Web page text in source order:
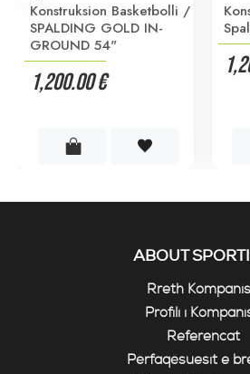
Konstruksion Basketbolli /
SPALDING GOLD IN-
GROUND 54"
1,200.00 €
ABOUT
Rreth
Profili i
Referencat
Përfaqësuesit e